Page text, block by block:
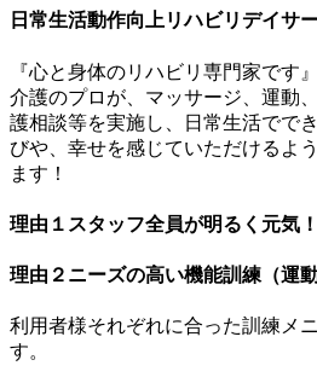
日常生活動作向上リハビリデイサ
『心と身体のリハビリ専門家です』
介護のプロが、マッサージ、運動
護相談等を実施し、日常生活でで
びや、幸せを感じていただけるよ
ます！
理由１ スタッフ全員が明るく元気！
理由２ ニーズの高い機能訓練（運
利用者様それぞれに合った訓練メ
す。